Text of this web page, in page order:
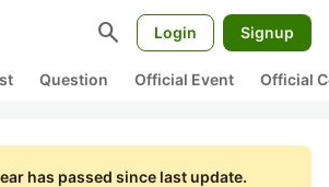
search Login Signup
Question Official Event Official
has passed since last update.